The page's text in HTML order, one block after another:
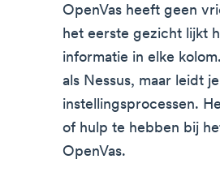
OpenVas heeft geen
het eerste gezicht lijkt
informatie in elke
als Nessus, maar leidt
instellingsprocessen.
of hulp te hebben bij
OpenVas.